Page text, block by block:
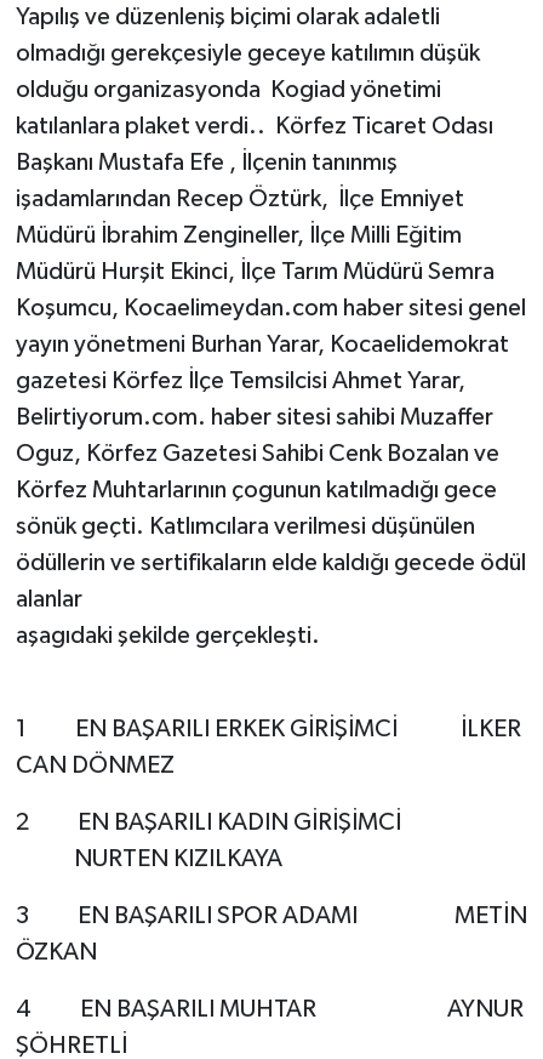
Yapılış ve düzenleniş biçimi olarak adaletli
olmadığı gerekçesiyle geceye katılımın düşük
olduğu organizasyonda
Kogiad yönetimi
katılanlara plaket verdi..
Körfez Ticaret Odası
Başkanı Mustafa Efe , İlçenin tanınmış
işadamlarından Recep Öztürk, İlçe Emniyet
Müdürü İbrahim Zengineller, İlçe Milli Eğitim
Müdürü Hurşit Ekinci, İlçe Tarım Müdürü Semra
Koşumcu, Kocaelimeydan.com haber sitesi genel
yayın yönetmeni Burhan Yarar, Kocaelidemokrat
gazetesi Körfez İlçe Temsilcisi Ahmet Yarar,
Belirtiyorum.com. haber sitesi sahibi Muzaffer
Oguz, Körfez Gazetesi Sahibi Cenk Bozalan ve
Körfez Muhtarlarının çogunun katılmadığı gece
sönük geçti. Katlımcılara verilmesi düşünülen
ödüllerin ve sertifikaların elde kaldığı gecede ödül
alanlar
aşagıdaki şekilde gerçekleşti.
1 EN BAŞARILI ERKEK GİRİŞİMCİ
İLKER
CAN DÖNMEZ
2
EN BAŞARILI KADIN GİRİŞİMCİ
NURTEN KIZILKAYA
3 EN BAŞARILI SPOR ADAMI
METİN
ÖZKAN
4 EN BAŞARILI MUHTAR
AYNUR
ŞÖHRETLİ